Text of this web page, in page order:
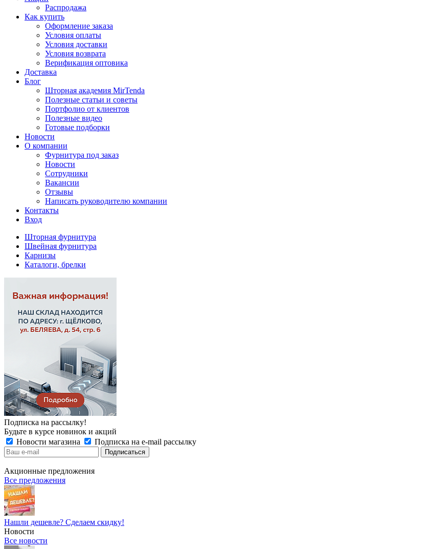
Распродажа
Как купить
Оформление заказа
Условия оплаты
Условия доставки
Условия возврата
Верификация оптовика
Доставка
Блог
Шторная академия MirTenda
Полезные статьи и советы
Портфолио от клиентов
Полезные видео
Готовые подборки
Новости
О компании
Фурнитура под заказ
Новости
Сотрудники
Вакансии
Отзывы
Написать руководителю компании
Контакты
Вход
Шторная фурнитура
Швейная фурнитура
Карнизы
Каталоги, брелки
Подписка на рассылку!
Будьте в курсе новинок и акций
Новости магазина
Подписка на e-mail рассылку
Акционные предложения
Все предложения
Нашли дешевле? Сделаем скидку!
Новости
Все новости